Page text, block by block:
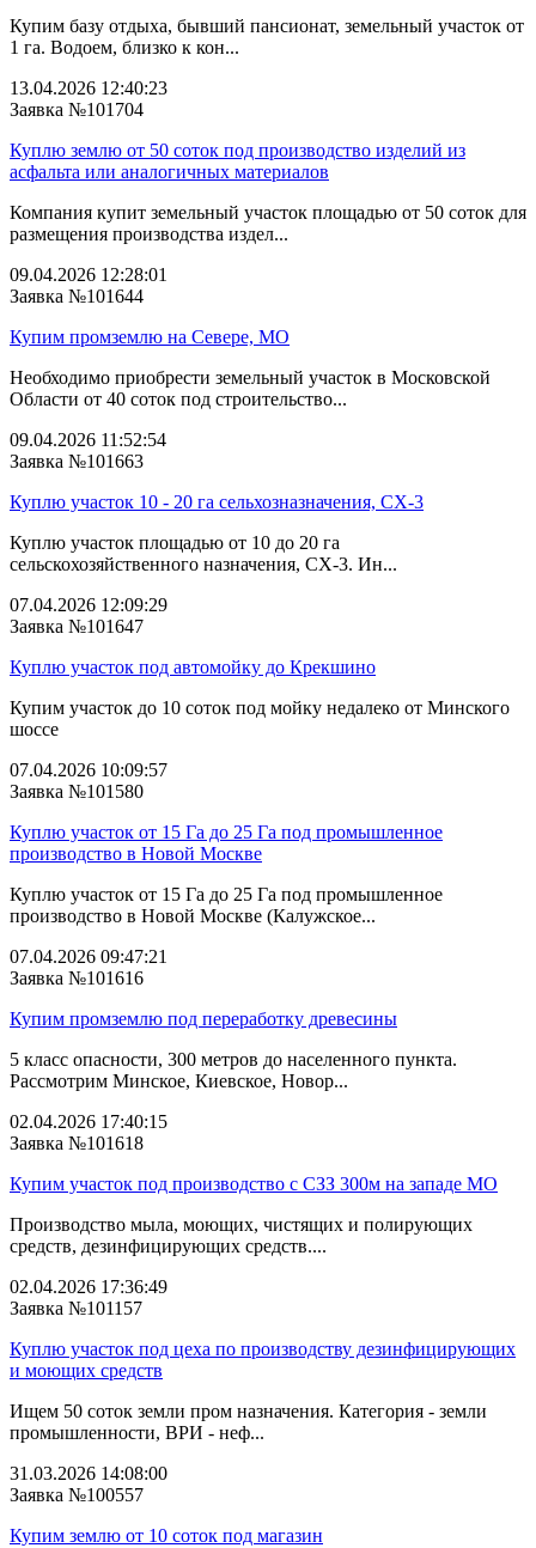
Купим базу отдыха, бывший пансионат, земельный участок от
1 га. Водоем, близко к кон...
13.04.2026 12:40:23
Заявка №101704
Куплю землю от 50 соток под производство изделий из
асфальта или аналогичных материалов
Компания купит земельный участок площадью от 50 соток для
размещения производства издел...
09.04.2026 12:28:01
Заявка №101644
Купим промземлю на Севере, МО
Необходимо приобрести земельный участок в Московской
Области от 40 соток под строительство...
09.04.2026 11:52:54
Заявка №101663
Куплю участок 10 - 20 га сельхозназначения, СХ-3
Куплю участок площадью от 10 до 20 га
сельскохозяйственного назначения, СХ-3. Ин...
07.04.2026 12:09:29
Заявка №101647
Куплю участок под автомойку до Крекшино
Купим участок до 10 соток под мойку недалеко от Минского
шоссе
07.04.2026 10:09:57
Заявка №101580
Куплю участок от 15 Га до 25 Га под промышленное
производство в Новой Москве
Куплю участок от 15 Га до 25 Га под промышленное
производство в Новой Москве (Калужское...
07.04.2026 09:47:21
Заявка №101616
Купим промземлю под переработку древесины
5 класс опасности, 300 метров до населенного пункта.
Рассмотрим Минское, Киевское, Новор...
02.04.2026 17:40:15
Заявка №101618
Купим участок под производство с СЗЗ 300м на западе МО
Производство мыла, моющих, чистящих и полирующих
средств, дезинфицирующих средств....
02.04.2026 17:36:49
Заявка №101157
Куплю участок под цеха по производству дезинфицирующих
и моющих средств
Ищем 50 соток земли пром назначения. Категория - земли
промышленности, ВРИ - неф...
31.03.2026 14:08:00
Заявка №100557
Купим землю от 10 соток под магазин